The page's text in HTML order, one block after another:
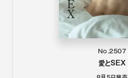
No.2507
愛とSEX